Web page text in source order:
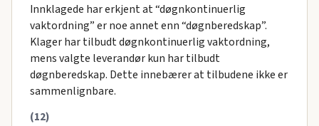
Innklagede har erkjent at “døgnkontinuerlig
vaktordning” er noe annet enn “døgnberedskap”.
Klager har tilbudt døgnkontinuerlig vaktordning,
mens valgte leverandør kun har tilbudt
døgnberedskap. Dette innebærer at tilbudene ikke er
sammenlignbare.
(12)